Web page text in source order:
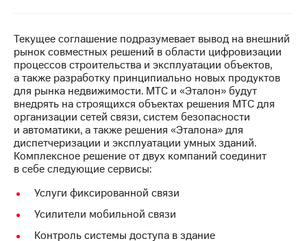
Контакты
Новости
в
регионе
и акционерам
Корпоративное
управление
Корпоративный
секретарь
Раскрытие
Текущее соглашение подразумевает вывод на внешний
рынок совместных решений в области цифровизации
процессов строительства и эксплуатации объектов,
а также разработку принципиально новых продуктов
для рынка недвижимости. МТС и «Эталон» будут
внедрять на строящихся объектах решения МТС для
организации сетей связи, систем безопасности
и автоматики, а также решения «Эталона» для
диспетчеризации и эксплуатации умных зданий.
Комплексное решение от двух компаний соединит
в себе следующие сервисы:
Услуги фиксированной связи
Усилители мобильной связи
Контроль системы доступа в здание